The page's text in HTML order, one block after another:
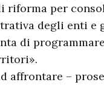
riforma per
degli enti e
di
affrontare –